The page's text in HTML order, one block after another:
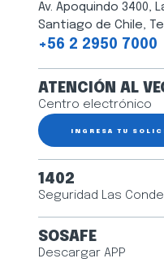
Av. Apoquindo 3400,
Santiago de Chile,
+56 2 2950 7000
ATENCIÓN AL
Centro electrónico
INGRESA TU
1402
Seguridad Las
SOSAFE
Descargar APP